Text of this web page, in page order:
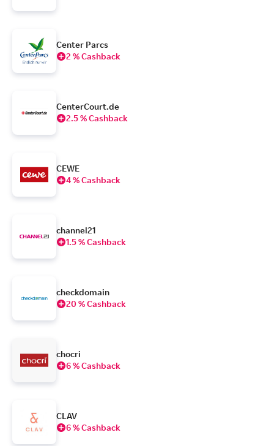
Center Parcs
2 % Cashback
CenterCourt.de
2.5 % Cashback
CEWE
4 % Cashback
channel21
1.5 % Cashback
checkdomain
20 % Cashback
chocri
6 % Cashback
CLAV
6 % Cashback